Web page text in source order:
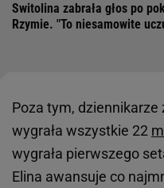
Switolina zabrała głos po
Rzymie. "To niesamowite
Poza tym,
wygrała wszystkie 22
wygrała pierwszego
Elina awansuje co